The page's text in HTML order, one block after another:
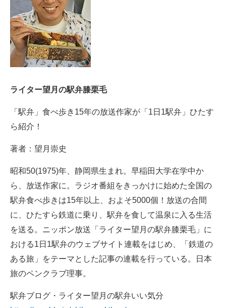
ライター望月の駅弁膝栗毛
「駅弁」食べ歩き15年の放送作家が「1日1駅弁」ひたす
ら紹介！
著者：望月崇史
昭和50(1975)年、静岡県生まれ。早稲田大学在学中か
ら、放送作家に。ラジオ番組をきっかけに始めた全国の
駅弁食べ歩きは15年以上、およそ5000個！放送の合間
に、ひたすら鉄道に乗り、駅弁を食して温泉に入る生活
を送る。ニッポン放送「ライター望月の駅弁膝栗毛」に
おける1日1駅弁のウェブサイト連載をはじめ、「鉄道の
ある旅」をテーマとした記事の連載を行っている。日本
旅のペンクラブ理事。
駅弁ブログ・ライター望月の駅弁いい気分